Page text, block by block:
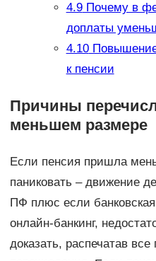
4.9Почему в
доплаты
4.10Повышение
к пенсии
Причины
меньшем размере
Если пенсия пришла
паниковать – движение
ПФ плюс если банковская
онлайн-банкинг,
доказать, распечатав